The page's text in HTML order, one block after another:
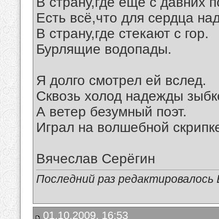
Есть всё,что для сердца
В страну,где стекают с гор.
Бурлящие водопады.
Я долго смотрел ей вслед.
Сквозь холод надежды
А ветер безумный поэт.
Играл на волшебной
Вячеслав Серёгин
Последний раз
01.10.2009, 16:53